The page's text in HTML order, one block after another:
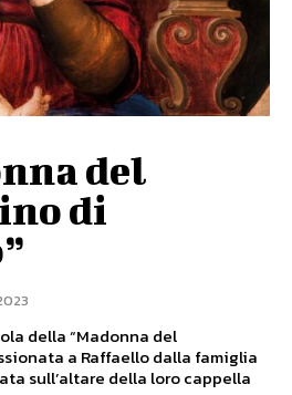
del
di
della “Madonna del
a Raffaello dalla famiglia
sull’altare della loro cappella